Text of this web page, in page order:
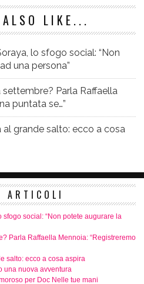
LIKE...
lo sfogo social: “Non
una persona”
Parla Raffaella
puntata se…”
al grande salto: ecco a cosa
ARTICOLI
social: “Non potete augurare la
Parla Raffaella Mennoia: “Registreremo
salto: ecco a cosa aspira
una nuova avventura
per Doc Nelle tue mani